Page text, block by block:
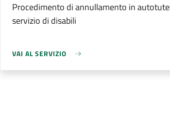
Procedimento di annullamento in
servizio di disabili
VAI AL SERVIZIO